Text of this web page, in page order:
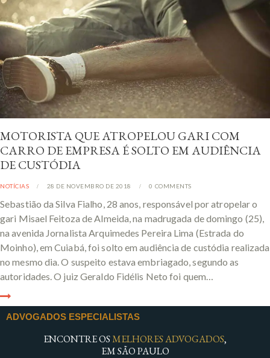
MOTORISTA QUE ATROPELOU GARI COM
CARRO DE EMPRESA É SOLTO EM AUDIÊNCIA
DE CUSTÓDIA
NOTÍCIAS 28 DE NOVEMBRO DE 2018 0 COMMENTS
Sebastião da Silva Fialho, 28 anos, responsável por atropelar o
gari Misael Feitoza de Almeida, na madrugada de domingo (25),
na avenida Jornalista Arquimedes Pereira Lima (Estrada do
Moinho), em Cuiabá, foi solto em audiência de custódia realizada
no mesmo dia. O suspeito estava embriagado, segundo as
autoridades. O juiz Geraldo Fidélis Neto foi quem…
ADVOGADOS ESPECIALISTAS
ENCONTRE OSMELHORES ADVOGADOS,
EM SÃO PAULO